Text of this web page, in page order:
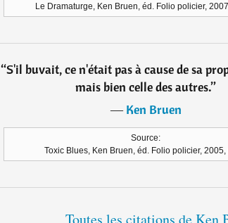
Le Dramaturge, Ken Bruen, éd. Folio policier,
“S'il buvait, ce n'était pas à cause de sa
mais bien celle des autres.”
―Ken Bruen
Source:
Toxic Blues, Ken Bruen, éd. Folio policier, 2005,